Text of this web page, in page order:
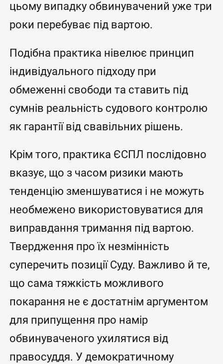
цьому випадку обвинувачений уже три
роки перебуває під вартою.
Подібна практика нівелює принцип
індивідуального підходу при
обмеженні свободи та ставить під
сумнів реальність судового контролю
як гарантії від свавільних рішень.
Крім того, практика ЄСПЛ послідовно
вказує, що з часом ризики мають
тенденцію зменшуватися і не можуть
необмежено використовуватися для
виправдання тримання під вартою.
Твердження про їх незмінність
суперечить позиції Суду. Важливо й те,
що сама тяжкість можливого
покарання не є достатнім аргументом
для припущення про намір
обвинуваченого ухилятися від
правосуддя. У демократичному